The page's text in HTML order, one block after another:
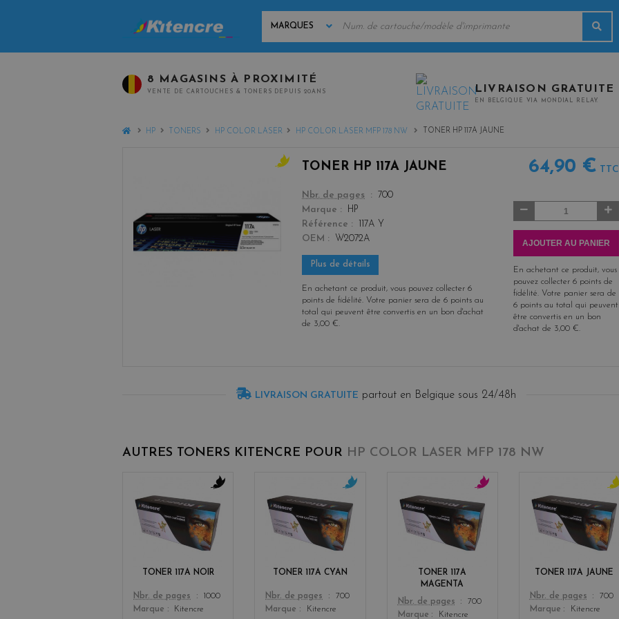
CLÉS
8 MAGASINS À PROXIMITÉ
VENTE DE CARTOUCHES & TONERS DEPUIS 20ANS LIVRAISON GRATUITE
EN BELGIQUE VIA MONDIAL RELAY.
HOME
HP TONERS HP COLOR LASER HP COLOR LASER MFP 178 NW TONER HP 117A JAUNE
TONER HP 117A JAUNE
color
l
Nbr. de pages
700
Marque
HP
Référence
117A Y
OEM
W2072A
Plus de détails
En achetant ce produit, vous pouvez collecter6
points de fidélité. Votre panier sera de6 points au
total qui peuvent être convertis en un bon d'achat
de 3,00 €.
64,90 € TTC
AJOUTER AU PANIER
En achetant ce produit, vous
pouvez collecter 6points de
fidélité. Votre panier sera de
6pointsau total qui peuvent
être convertis en un bon
d'achat de 3,00 €.
LIVRAISON GRATUITE partout en Belgique sous 24/48h
AUTRES TONERS KITENCRE POUR HP COLOR LASER MFP 178 NW
TONER 117A NOIR
Color
l
a
c
k
Nbr. de pages
1000
Marque
Kitencre
TONER 117A CYAN
Color
y
a
n
Nbr. de pages
700
Marque
Kitencre
TONER 117A
MAGENTA
Color
a
g
e
n
Nbr. de pages
700
Marque
Kitencre
TONER 117A JAUNE
Color
e
l
l
o
Nbr. de pages
700
Marque
Kitencre